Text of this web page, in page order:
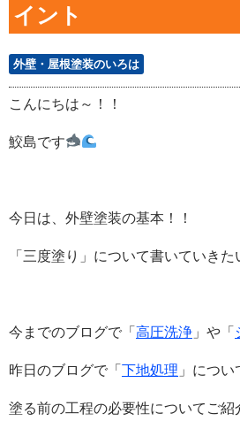
イント
外壁・屋根塗装のいろは
こんにちは～！！
鮫島です
今日は、外壁塗装の基本！！
「三度塗り」について書いていき
今までのブログで「 高圧洗浄 」や「
昨日のブログで「 下地処理 」につ
塗る前の工程の必要性についてご紹